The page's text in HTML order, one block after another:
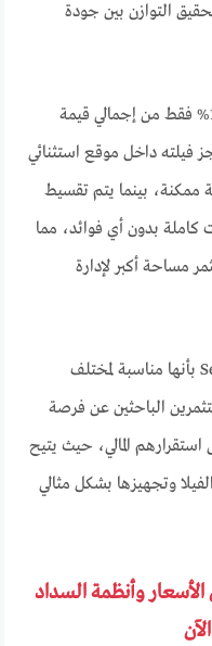
التوازن بين جودة
ويبدأ نظام الحجز بدفع مقدم تعاقد 10% فقط من إجمالي قيمة
فيلته داخل موقع استثنائي
ممكنة، بينما يتم تقسيط
على فترة تمتد حتى 10 سنوات كاملة بدون أي فوائد، مما
مساحة أكبر لإدارة
وتتميز أنظمة التقسيط في Serenita Red بأنها مناسبة لمختلف
الباحثين عن فرصة
المالي، حيث يتيح
وتجهيزها بشكل مثالي
الأسعار وأنظمة السداد